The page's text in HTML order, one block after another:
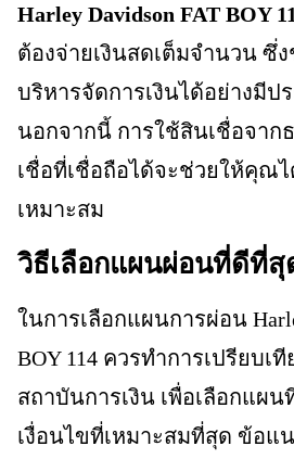
Harley Davidson FAT BOY
ต้องจ่ายเงินสดเต็มจำนวน ซึ่
บริหารจัดการเงินได้อย่างมีป
นอกจากนี้ การใช้สินเชื่อจาก
เชื่อที่เชื่อถือได้จะช่วยให้คุณ
เหมาะสม
วิธีเลือกแผนผ่อนที่ดีที่สุ
ในการเลือกแผนการผ่อน
BOY 114 ควรทำการเปรียบเ
สถาบันการเงิน เพื่อเลือกแผ
เงื่อนไขที่เหมาะสมที่สุด ข้อแ